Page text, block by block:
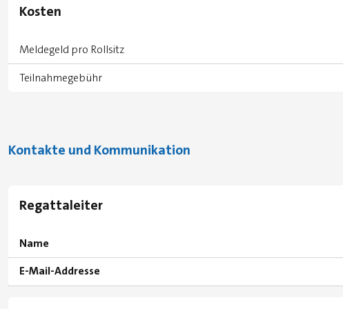
Kosten
Meldegeld pro Rollsitz
Teilnahmegebühr
Kontakte und Kommunikation
Regattaleiter
Name
E-Mail-Addresse